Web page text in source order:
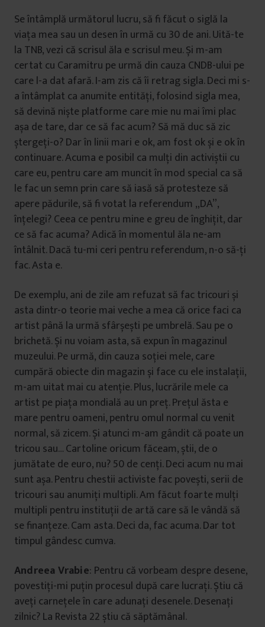
Se întâmplă următorul lucru, să fi făcut o siglă la
viața mea sau un desen în urmă cu 30 de ani. Uită-te
la TNB, vezi că scrisul ăla e scrisul meu. Și m-am
certat cu Caramitru pe urmă din cauza CNDB-ului pe
care l-a dat afară. I-am zis că îi retrag sigla. Deci mi s-
a întâmplat ca anumite entități, folosind sigla mea,
să devină niște platforme care mie nu mai îmi plac
așa de tare, dar ce să fac acum? Să mă duc să zic
ștergeți-o? Dar în linii mari e ok, am fost ok și e ok în
continuare. Acuma e posibil ca mulți din activiștii cu
care eu, pentru care am muncit în mod special ca să
le fac un semn prin care să iasă să protesteze să
apere pădurile, să fi votat la referendum „DA”,
înțelegi? Ceea ce pentru mine e greu de înghițit, dar
ce să fac acuma? Adică în momentul ăla ne-am
întâlnit. Dacă tu-mi ceri pentru referendum, n-o să-ți
fac. Asta e.
De exemplu, ani de zile am refuzat să fac tricouri și
asta dintr-o teorie mai veche a mea că orice faci ca
artist până la urmă sfârșești pe umbrelă. Sau pe o
brichetă. Și nu voiam asta, să expun în magazinul
muzeului. Pe urmă, din cauza soției mele, care
cumpără obiecte din magazin și face cu ele instalații,
m-am uitat mai cu atenție. Plus, lucrările mele ca
artist pe piața mondială au un preț. Prețul ăsta e
mare pentru oameni, pentru omul normal cu venit
normal, să zicem. Și atunci m-am gândit că poate un
tricou sau… Cartoline oricum făceam, știi, de o
jumătate de euro, nu? 50 de cenți. Deci acum nu mai
sunt așa. Pentru chestii activiste fac povești, serii de
tricouri sau anumiți multipli. Am făcut foarte mulți
multipli pentru instituții de artă care să le vândă să
se finanțeze. Cam asta. Deci da, fac acuma. Dar tot
timpul gândesc cumva.
Andreea Vrabie: Pentru că vorbeam despre desene,
povestiți-mi puțin procesul după care lucrați. Știu că
aveți carnețele în care adunați desenele. Desenați
zilnic? La Revista 22 știu că săptămânal.